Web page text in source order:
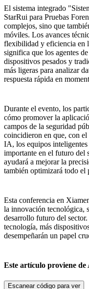
El sistema integrado
StarRui para Pruebas
complejos, sino que
móviles. Los avances
flexibilidad y eficiencia en
significa que los agentes
dispositivos pesados y
más ligeras para analizar
respuesta rápida en
Durante el evento, los
cómo promover la
campos de la seguridad
coincidieron en que, con
IA, los equipos inteligentes
importante en el futuro del
ayudará a mejorar la
también optimizará todo el
Esta conferencia en
la innovación tecnológica,
desarrollo futuro del
tecnología, más
desempeñarán un papel
Este artículo proviene de
Escanear código para ver